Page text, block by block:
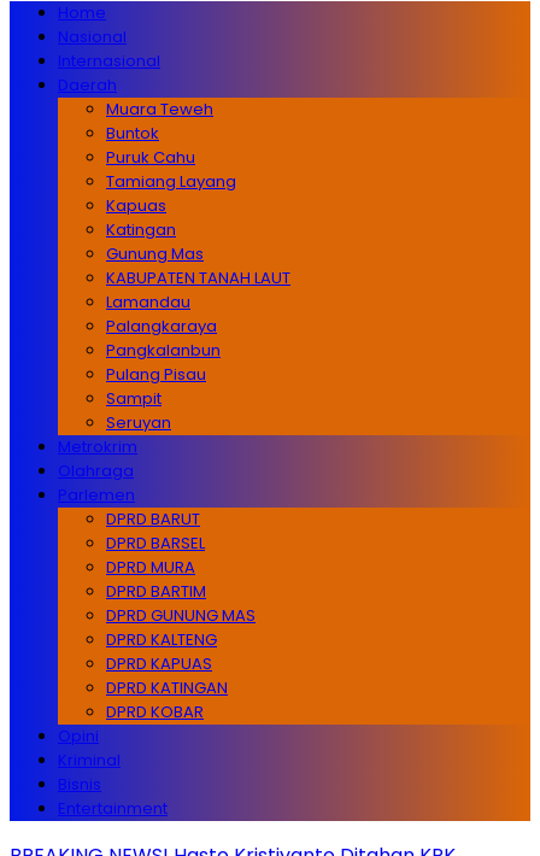
Home
Nasional
Internasional
Daerah
Muara Teweh
Buntok
Puruk Cahu
Tamiang Layang
Kapuas
Katingan
Gunung Mas
KABUPATEN TANAH LAUT
Lamandau
Palangkaraya
Pangkalanbun
Pulang Pisau
Sampit
Seruyan
Metrokrim
Olahraga
Parlemen
DPRD BARUT
DPRD BARSEL
DPRD MURA
DPRD BARTIM
DPRD GUNUNG MAS
DPRD KALTENG
DPRD KAPUAS
DPRD KATINGAN
DPRD KOBAR
Opini
Kriminal
Bisnis
Entertainment